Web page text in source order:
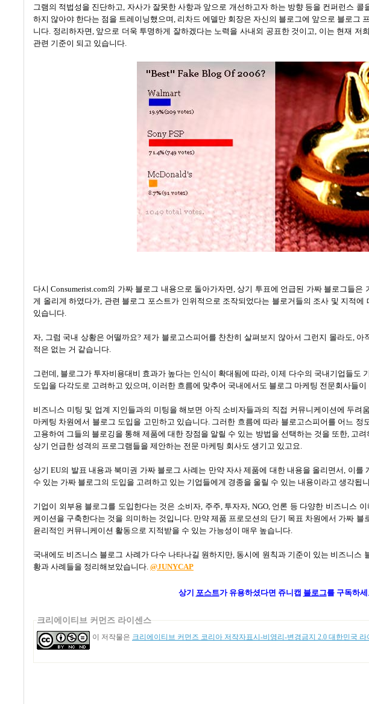
그램의 적법성을 진단하고, 자사가 잘못한 사항과 앞으로 개선하고자 하는 방향 등을 컨퍼런스
하지 않아야 한다는 점을 트레이닝했으며, 리차드 에델만 회장은 자신의 블로그에 앞으로 블로그
니다. 정리하자면, 앞으로 더욱 투명하게 잘하겠다는 노력을 사내외 공표한 것이고, 이는 현재 저
관련 기준이 되고 있습니다.
다시 Consumerist.com의 가짜 블로그 내용으로 돌아가자면, 상기 투표에 언급된 가짜 블로그들
게 올리게 하였다가, 관련 블로그 포스트가 인위적으로 조작되었다는 블로거들의 조사 및 지적
있습니다.
자, 그럼 국내 상황은 어떨까요? 제가 블로고스피어를 찬찬히 살펴보지 않아서 그런지 몰라도,
적은 없는 거 같습니다.
그런데, 블로그가 투자비용대비 효과가 높다는 인식이 확대됨에 따라, 이제 다수의 국내기업들도
도입을 다각도로 고려하고 있으며, 이러한 흐름에 맞추어 국내에서도 블로그 마케팅 전문회사들
비즈니스 미팅 및 업계 지인들과의 미팅을 해보면 아직 소비자들과의 직접 커뮤니케이션에 두려
마케팅 차원에서 블로그 도입을 고민하고 있습니다. 그러한 흐름에 따라 블로고스피어를 어느 정
고용하여 그들의 블로깅을 통해 제품에 대한 장점을 알릴 수 있는 방법을 선택하는 것을 또한, 고
상기 언급한 성격의 프로그램들을 제안하는 전문 마케팅 회사도 생기고 있고요.
상기 EU의 발표 내용과 북미권 가짜 블로그 사례는 만약 자사 제품에 대한 내용을 올리면서, 이
수 있는 가짜 블로그의 도입을 고려하고 있는 기업들에게 경종을 울릴 수 있는 내용이라고 생각됩
기업이 외부용 블로그를 도입한다는 것은 소비자, 주주, 투자자, NGO, 언론 등 다양한 비즈니스
케이션을 구축한다는 것을 의미하는 것입니다. 만약 제품 프로모션의 단기 목표 차원에서 가짜 블
윤리적인 커뮤니케이션 활동으로 지적받을 수 있는 가능성이 매우 높습니다.
국내에도 비즈니스 블로그 사례가 다수 나타나길 원하지만, 동시에 원칙과 기준이 있는 비즈니스
황과 사례들을 정리해보았습니다. @JUNYCAP
상기 포스트가유용하셨다면 쥬니캡 블로그를 구독하세
크리에이티브 커먼즈 라이센스
이 저작물은 크리에이티브 커먼즈 코리아 저작자표시-비영리-변경금지 2.0 대한민국 라